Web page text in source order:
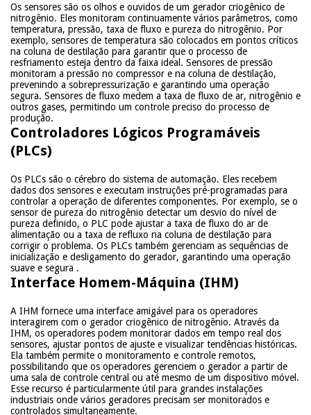
Os sensores são os olhos e ouvidos de um gerador criogênico de
nitrogênio. Eles monitoram continuamente vários parâmetros, como
temperatura, pressão, taxa de fluxo e pureza do nitrogênio. Por
exemplo, sensores de temperatura são colocados em pontos críticos
na coluna de destilação para garantir que o processo de
resfriamento esteja dentro da faixa ideal. Sensores de pressão
monitoram a pressão no compressor e na coluna de destilação,
prevenindo a sobrepressurização e garantindo uma operação
segura. Sensores de fluxo medem a taxa de fluxo de ar, nitrogênio e
outros gases, permitindo um controle preciso do processo de
produção.
Controladores Lógicos Programáveis
(PLCs)
Os PLCs são o cérebro do sistema de automação. Eles recebem
dados dos sensores e executam instruções pré-programadas para
controlar a operação de diferentes componentes. Por exemplo, se o
sensor de pureza do nitrogênio detectar um desvio do nível de
pureza definido, o PLC pode ajustar a taxa de fluxo do ar de
alimentação ou a taxa de refluxo na coluna de destilação para
corrigir o problema. Os PLCs também gerenciam as sequências de
inicialização e desligamento do gerador, garantindo uma operação
suave e segura .
Interface Homem-Máquina (IHM)
A IHM fornece uma interface amigável para os operadores
interagirem com o gerador criogênico de nitrogênio. Através da
IHM, os operadores podem monitorar dados em tempo real dos
sensores, ajustar pontos de ajuste e visualizar tendências históricas.
Ela também permite o monitoramento e controle remotos,
possibilitando que os operadores gerenciem o gerador a partir de
uma sala de controle central ou até mesmo de um dispositivo móvel.
Esse recurso é particularmente útil para grandes instalações
industriais onde vários geradores precisam ser monitorados e
controlados simultaneamente.